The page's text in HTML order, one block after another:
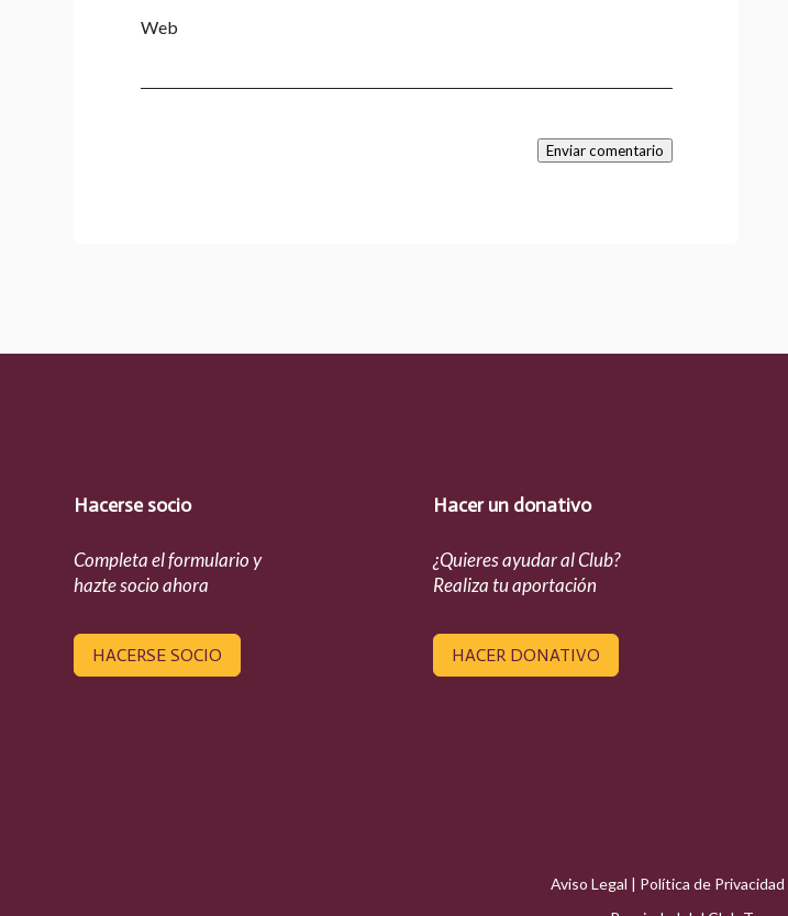
Web
Enviar comentario
Hacerse socio
Completa el formulario y
hazte socio ahora
HACERSE SOCIO
Hacer un donativo
¿Quieres ayudar al Club?
Realiza tu aportación
HACER DONATIVO
Aviso Legal | Política de Privacidad